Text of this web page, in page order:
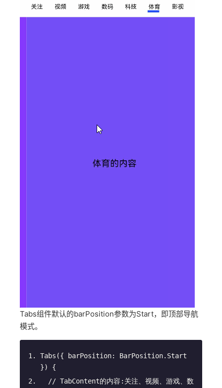
Tabs组件默认的barPosition参数为Start，即顶部导航
模式。
Tabs ({ barPosition: BarPosition.Start
})
{
// TabContent的内容:关注、视频、游戏、数